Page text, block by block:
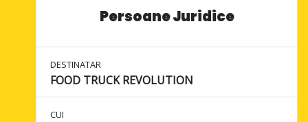
Persoane Juridice
DESTINATAR
FOOD TRUCK REVOLUTION
CUI